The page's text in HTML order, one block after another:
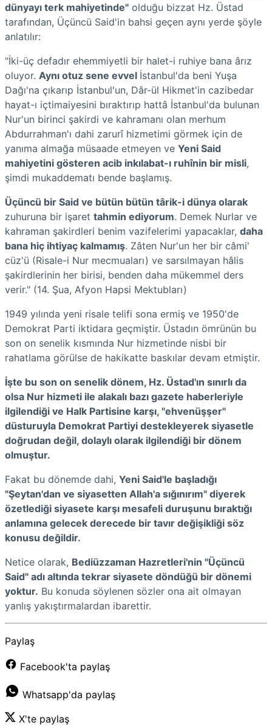
dünyayı terk mahiyetinde" olduğu bizzat Hz. Üstad
tarafından, Üçüncü Said'in bahsi geçen aynı yerde şöyle
anlatılır:
"İki-üç defadır ehemmiyetli bir halet-i ruhiye bana ârız
oluyor. Aynı otuz sene evvel İstanbul'da beni Yuşa
Dağı'na çıkarıp İstanbul'un, Dâr-ül Hikmet'in cazibedar
hayat-ı içtimaiyesini bıraktırıp hattâ İstanbul'da bulunan
Nur'un birinci şakirdi ve kahramanı olan merhum
Abdurrahman'ı dahi zarurî hizmetimi görmek için de
yanıma almağa müsaade etmeyen ve Yeni Said
mahiyetini gösteren acib inkılabat-ı ruhînin bir misli,
şimdi mukaddematı bende başlamış.
Üçüncü bir Said ve bütün bütün târik-i dünya olarak
zuhuruna bir işaret tahmin ediyorum. Demek Nurlar ve
kahraman şakirdleri benim vazifelerimi yapacaklar, daha
bana hiç ihtiyaç kalmamış. Zâten Nur'un her bir câmi'
cüz'ü (Risale-i Nur mecmuaları) ve sarsılmayan hâlis
şakirdlerinin her birisi, benden daha mükemmel ders
verir." (14. Şua, Afyon Hapsi Mektubları)
1949 yılında yeni risale telifi sona ermiş ve 1950'de
Demokrat Parti iktidara geçmiştir. Üstadın ömrünün bu
son on senelik kısmında Nur hizmetinde nisbi bir
rahatlama görülse de hakikatte baskılar devam etmiştir.
İşte bu son on senelik dönem, Hz. Üstad'ın sınırlı da
olsa Nur hizmeti ile alakalı bazı gazete haberleriyle
ilgilendiği ve Halk Partisine karşı, "ehvenüşşer"
düsturuyla Demokrat Partiyi destekleyerek siyasetle
doğrudan değil, dolaylı olarak ilgilendiği bir dönem
olmuştur.
Fakat bu dönemde dahi, Yeni Said'le başladığı
"Şeytan'dan ve siyasetten Allah'a sığınırım" diyerek
özetlediği siyasete karşı mesafeli duruşunu bıraktığı
anlamına gelecek derecede bir tavır değişikliği söz
konusu değildir.
Netice olarak, Bediüzzaman Hazretleri'nin "Üçüncü
Said" adı altında tekrar siyasete döndüğü bir dönemi
yoktur. Bu konuda söylenen sözler ona ait olmayan
yanlış yakıştırmalardan ibarettir.
Paylaş
Facebook'ta paylaş
Whatsapp'da paylaş
X'te paylaş